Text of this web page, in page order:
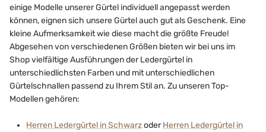
einige Modelle unserer Gürtel individuell angepasst werden
können, eignen sich unsere Gürtel auch gut als Geschenk. Eine
kleine Aufmerksamkeit wie diese macht die größte Freude!
Abgesehen von verschiedenen Größen bieten wir bei uns im
Shop vielfältige Ausführungen der Ledergürtel in
unterschiedlichsten Farben und mit unterschiedlichen
Gürtelschnallen passend zu Ihrem Stil an. Zu unseren Top-
Modellen gehören:
Herren Ledergürtel in SchwarzoderHerren Ledergürtel in